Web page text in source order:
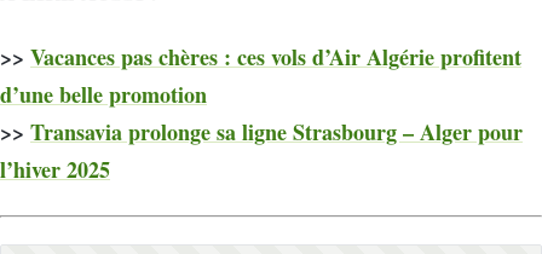
>> Vacances pas chères : ces vols d’Air Algérie profitent
d’une belle promotion
>> Transavia prolonge sa ligne Strasbourg – Alger pour
l’hiver 2025